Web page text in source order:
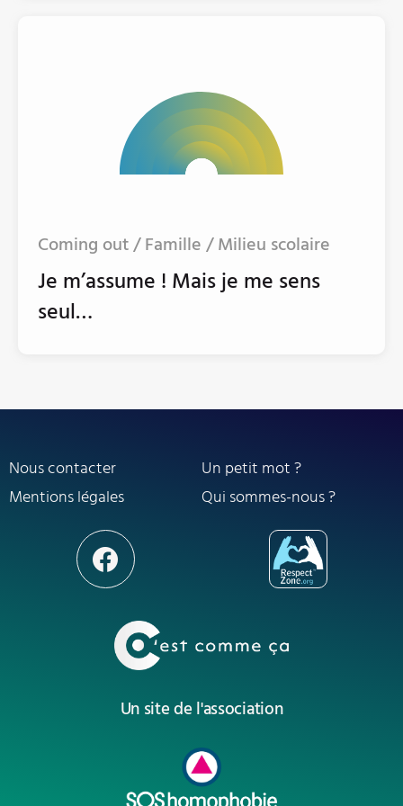
Coming out / Famille / Milieu scolaire
Je m’assume ! Mais je me sens
seul…
Nous contacter
Un petit mot ?
Mentions légales
Qui sommes-nous ?
Un site de l'association